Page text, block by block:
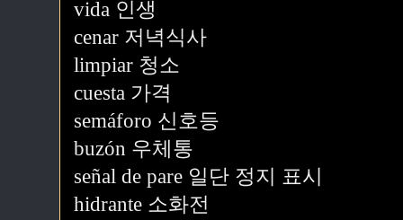
vida 인생
cenar 저녁식사
limpiar 청소
cuesta 가격
semáforo 신호등
buzón 우체통
señal de pare 일단 정지 표시
hidrante 소화전